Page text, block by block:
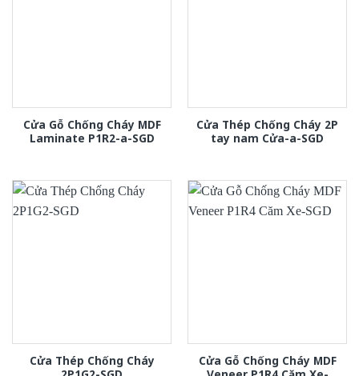
Cửa Gỗ Chống Cháy MDF
Laminate P1R2-a-SGD
Cửa Thép Chống Cháy 2P
tay nam Cửa-a-SGD
Cửa Thép Chống Cháy
Cửa Gỗ Chống Cháy MDF